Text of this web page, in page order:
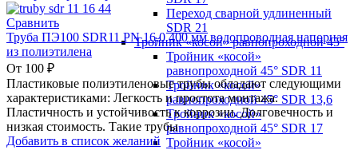
Переход сварной удлиненный
SDR 21
Тройник «косой» равнопроходной 45°
Тройник «косой»
равнопроходной 45° SDR 11
Тройник «косой»
равнопроходной 45° SDR 13,6
Тройник «косой»
равнопроходной 45° SDR 17
Тройник «косой»
Сравнить
Труба ПЭ100 SDR11 PN 16,0 400 мм водопроводная напорная
из полиэтилена
От 100 ₽
Пластиковые полиэтиленовые трубы обладают следующими
характеристиками: Легкость и простота монтажа.
Пластичность и устойчивость к коррозии. Долговечность и
низкая стоимость. Такие трубы
Добавить в список желаний